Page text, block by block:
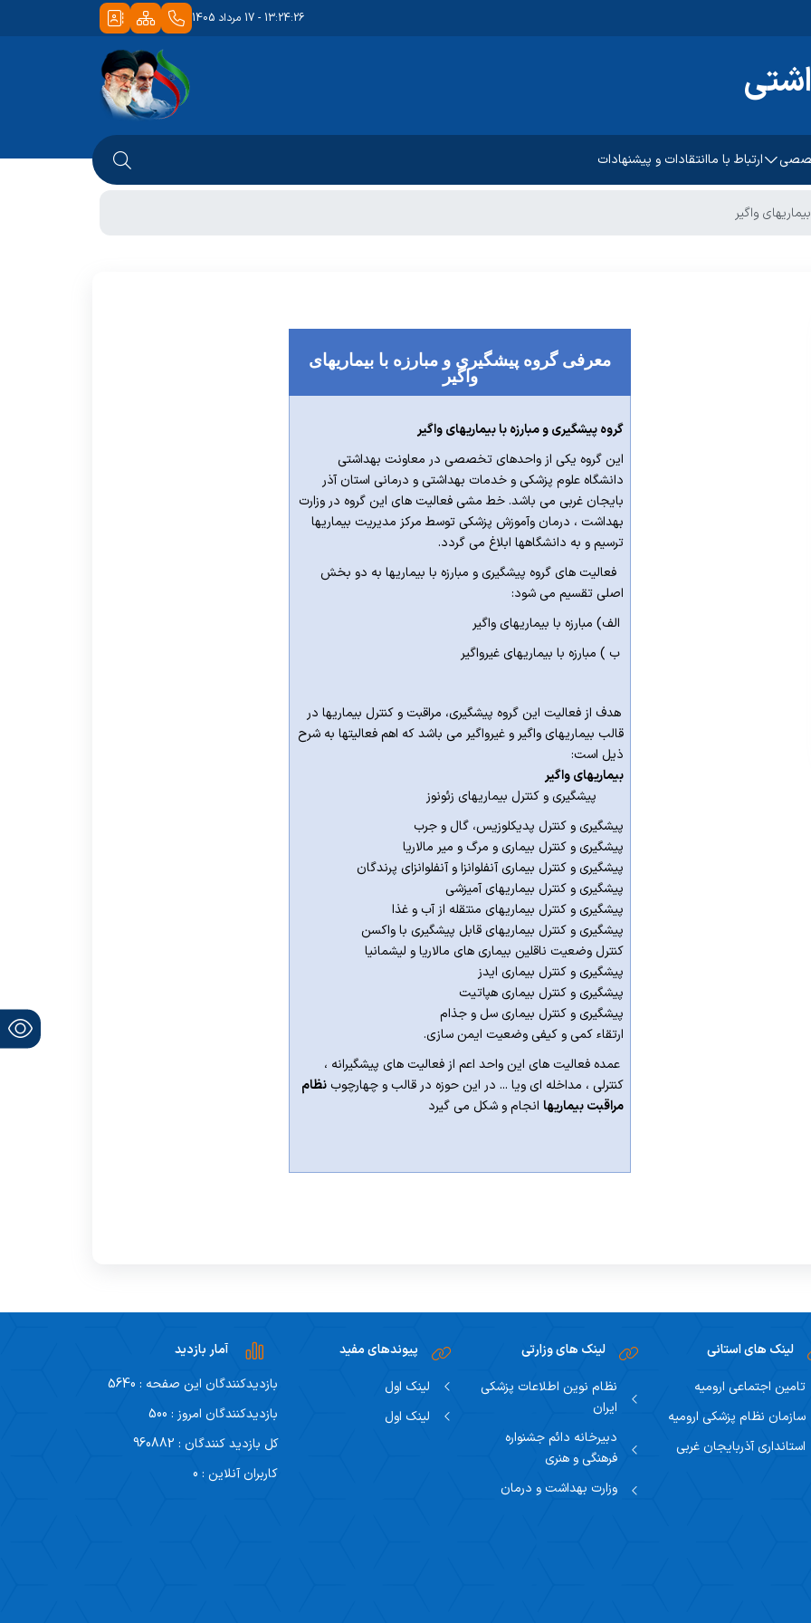
13:24:26 - 17 مرداد 1405
پیشگیری و مبارزه با بیماریهای
ارتباط با ماانتقادات و پیشنهادات
واگیر
معرفی گروه پیشگیری و مبارزه با بیماریهای
واگیر
گروه پیشگیری و مبارزه با بیماریهای واگیر
این گروه یکی از واحدهای تخصصی در معاونت بهداشتی
دانشگاه علوم پزشکی و خدمات بهداشتی و درمانی استان آذر
بایجان غربی می باشد. خط مشی فعالیت های این گروه در وزارت
بهداشت ، درمان وآموزش پزشکی توسط مرکز مدیریت بیماریها
ترسیم و به دانشگاهها ابلاغ می گردد.
فعالیت های گروه پیشگیری و مبارزه با بیماریها به دو بخش
اصلی تقسیم می شود:
الف) مبارزه با بیماریهای واگیر
ب ) مبارزه با بیماریهای غیرواگیر
هدف از فعالیت این گروه پیشگیری، مراقبت و کنترل بیماریها در
قالب بیماریهای واگیر و غیرواگیر می باشد که اهم فعالیتها به شرح
ذیل است:
بیماریهای واگیر
پیشگیری و کنترل بیماریهای زئونوز
پیشگیری و کنترل پدیکلوزیس، گال و جرب
پیشگیری و کنترل بیماری و مرگ و میر مالاریا
پیشگیری و کنترل بیماری آنفلوانزا و آنفلوانزای پرندگان
پیشگیری و کنترل بیماریهای آمیزشی
پیشگیری و کنترل بیماریهای منتقله از آب و غذا
پیشگیری و کنترل بیماریهای قابل پیشگیری با واکسن
کنترل وضعیت ناقلین بیماری های مالاریا و لیشمانیا
پیشگیری و کنترل بیماری ایدز
پیشگیری و کنترل بیماری هپاتیت
پیشگیری و کنترل بیماری سل و جذام
ارتقاء کمی و کیفی وضعیت ایمن سازی.
عمده فعالیت های این واحد اعم از فعالیت های پیشگیرانه ،
کنترلی ، مداخله ای ویا ... در این حوزه در قالب و چهارچوب نظام
مراقبت بیماریهاانجام و شکل می گیرد
لینک های استانی
تامین اجتماعی ارومیه
سازمان نظام پزشکی ارومیه
استانداری آذربایجان غربی
لینک های وزارتی
نظام نوین اطلاعات پزشکی
ایران
دبیرخانه دائم جشنواره
فرهنگی و هنری
وزارت بهداشت و درمان
پیوندهای مفید
لینک اول
لینک اول
آمار بازدید
بازدیدکنندگان این صفحه : 5640
بازدیدکنندگان امروز : 500
کل بازدید کنندگان : 960882
کاربران آنلاین : 0